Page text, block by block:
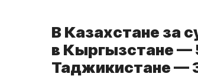
В Казахстане за
в Кыргызстане —
Таджикистане —